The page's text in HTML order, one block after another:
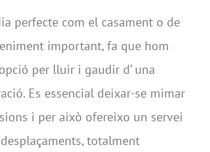
perfecte com el casament o de
important, fa que hom
per lluir i gaudir d’ una
Es essencial deixar-se mimar
i per això ofereixo un servei
totalment